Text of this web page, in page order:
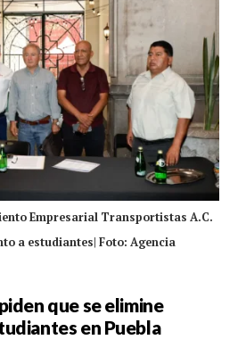
Empresarial Transportistas A.C.
a estudiantes| Foto: Agencia
que se elimine
en Puebla